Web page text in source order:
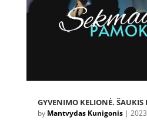
GYVENIMO KELIONĖ. ŠAUKIS
by Mantvydas Kunigonis|